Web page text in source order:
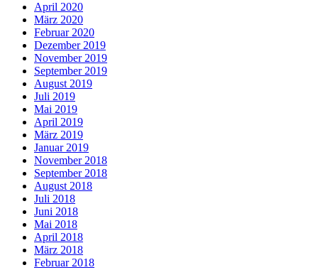
April 2020
März 2020
Februar 2020
Dezember 2019
November 2019
September 2019
August 2019
Juli 2019
Mai 2019
April 2019
März 2019
Januar 2019
November 2018
September 2018
August 2018
Juli 2018
Juni 2018
Mai 2018
April 2018
März 2018
Februar 2018